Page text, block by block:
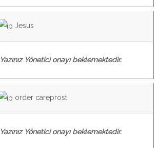
Jesus
Yazınız Yönetici onayı beklemektedir.
order careprost
Yazınız Yönetici onayı beklemektedir.